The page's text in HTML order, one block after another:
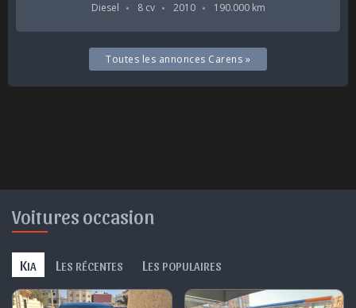
Diesel 8 cv 2010 190.000 km
Toutes les annonces Carens »
Voitures occasion
KIA L ES RÉCENTES L ES POPULAIRES